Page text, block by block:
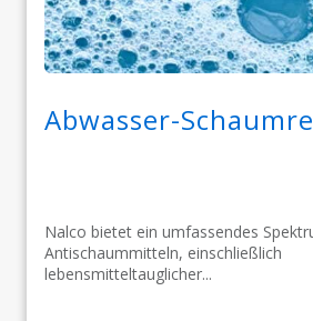
Abwasser-
Nalco bietet ein umfassendes
Antischaummitteln, einschließlich
lebensmitteltauglicher...